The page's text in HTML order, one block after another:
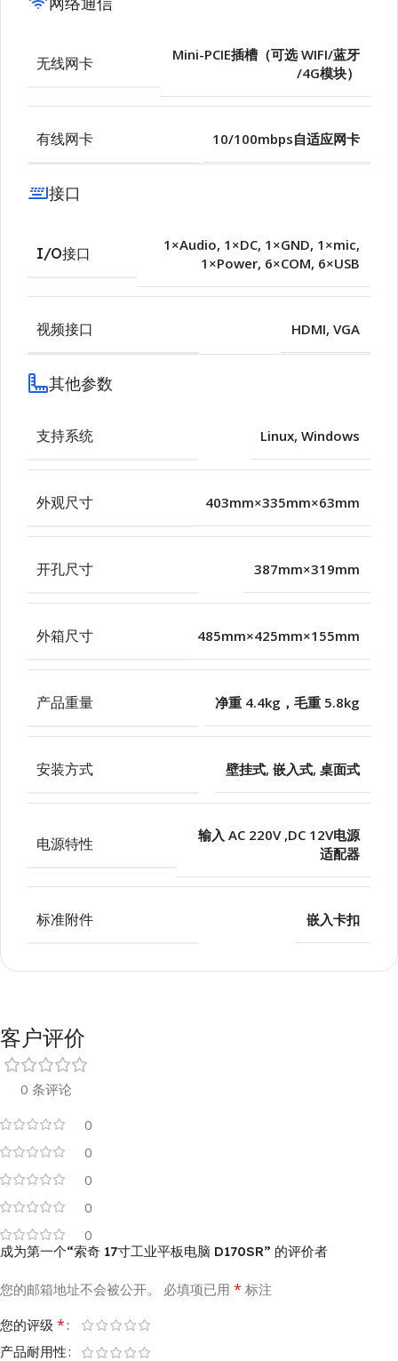
无线网卡
Mini-PCIE插槽（可选 WIFI/蓝牙
/4G模块）
有线网卡 10/100mbps自适应网卡
接口
I/O接口
1×Audio, 1×DC, 1×GND, 1×mic,
1×Power, 6×COM, 6×USB
视频接口 HDMI, VGA
其他参数
支持系统 Linux, Windows
外观尺寸 403mm×335mm×63mm
开孔尺寸 387mm×319mm
外箱尺寸 485mm×425mm×155mm
产品重量 净重 4.4kg，毛重 5.8kg
安装方式 壁挂式, 嵌入式, 桌面式
电源特性
输入 AC 220V ,DC 12V电源
适配器
标准附件 嵌入卡扣
客户评价
0 条评论
0
0
0
0
0
成为第一个“索奇 17寸工业平板电脑 D170SR” 的评价者
您的邮箱地址不会被公开。 必填项已用 * 标注
您的评级 *
产品耐用性